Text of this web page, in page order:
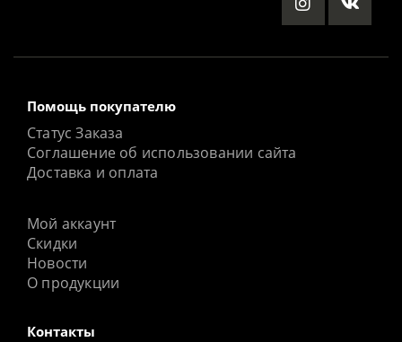
Помощь покупателю
Статус Заказа
Соглашение об использовании сайта
Доставка и оплата
Мой аккаунт
Скидки
Новости
О продукции
Контакты